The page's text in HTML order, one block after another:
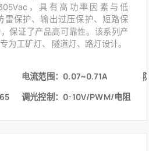
，具有高功率因素与低
雷保护、输出过压保护、短路保
保证了产品高可靠性。该系列产
为工矿灯、 隧道灯、路灯设计。
电流范围：0.07~0.71A
调光控制：0-10V/PWM/电阻